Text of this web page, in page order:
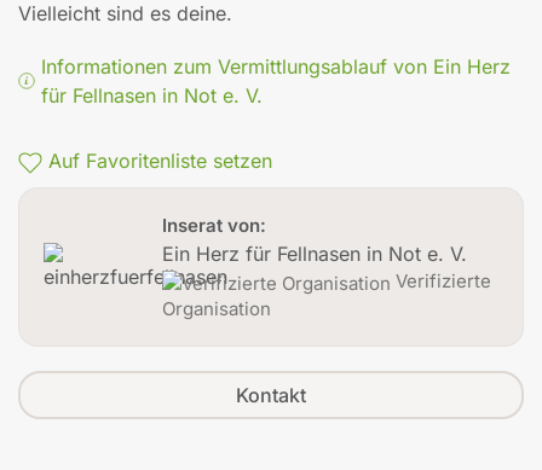
Vielleicht sind es deine.
Informationen zum Vermittlungsablauf von Ein Herz
für Fellnasen in Not e. V.
Auf Favoritenliste setzen
Inserat von:
Ein Herz für Fellnasen in Not e. V.
Verifizierte
Organisation
Kontakt